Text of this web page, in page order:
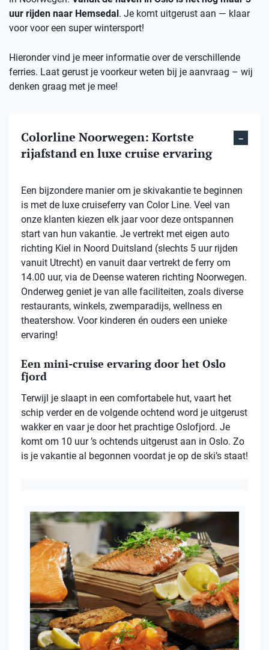
uur rijden naar Hemsedal. Je komt uitgerust aan — klaar
voor voor een super wintersport!
Hieronder vind je meer informatie over de verschillende
ferries. Laat gerust je voorkeur weten bij je aanvraag – wij
denken graag met je mee!
Colorline Noorwegen: Kortste
rijafstand en luxe cruise ervaring
Een bijzondere manier om je skivakantie te beginnen
is met de luxe cruiseferry van Color Line. Veel van
onze klanten kiezen elk jaar voor deze ontspannen
start van hun vakantie. Je vertrekt met eigen auto
richting Kiel in Noord Duitsland (slechts 5 uur rijden
vanuit Utrecht) en vanuit daar vertrekt de ferry om
14.00 uur, via de Deense wateren richting Noorwegen.
Onderweg geniet je van alle faciliteiten, zoals diverse
restaurants, winkels, zwemparadijs, wellness en
theatershow. Voor kinderen én ouders een unieke
ervaring!
Een mini-cruise ervaring door het Oslo
fjord
Terwijl je slaapt in een comfortabele hut, vaart het
schip verder en de volgende ochtend word je uitgerust
wakker en vaar je door het prachtige Oslofjord. Je
komt om 10 uur ’s ochtends uitgerust aan in Oslo. Zo
is je vakantie al begonnen voordat je op de ski’s staat!